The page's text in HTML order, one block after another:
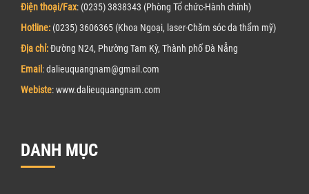
Điện thoại/Fax: (0235) 3838343 (Phòng Tổ chức-Hành chính)
Hotline: (0235) 3606365 (Khoa Ngoại, laser-Chăm sóc da thẩm mỹ)
Địa chỉ:Đường N24, Phường Tam Kỳ, Thành phố Đà Nẵng
Email : dalieuquangnam@gmail.com
Webiste: www.dalieuquangnam.com
DANH MỤC